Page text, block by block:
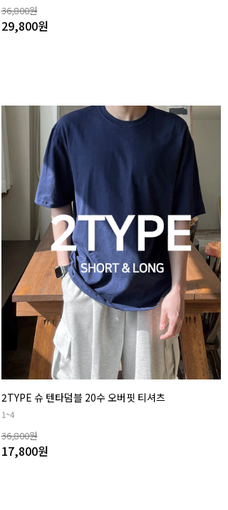
36,800원
29,800원
2TYPE 슈 텐타덤블 20수 오버핏 티셔츠
1~4
36,800원
17,800원